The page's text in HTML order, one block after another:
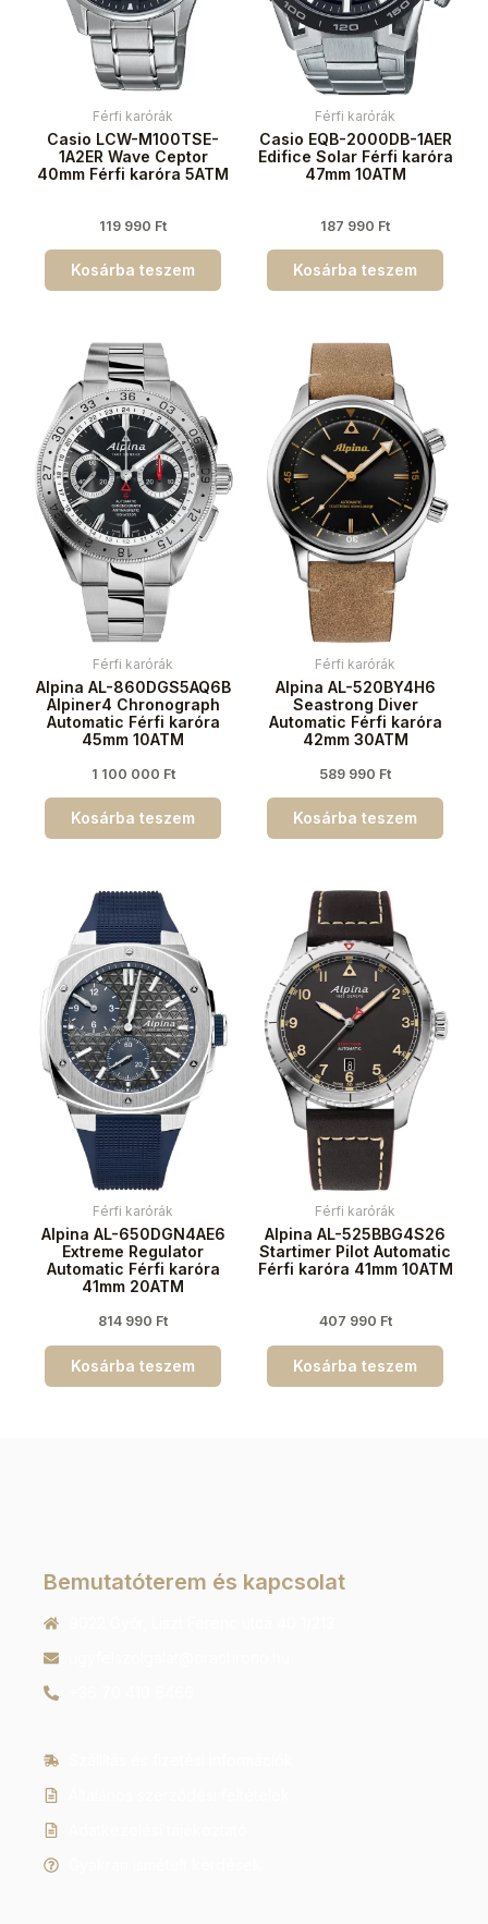
Férfi karórák
Casio LCW-M100TSE-
1A2ER Wave Ceptor
40mm Férfi karóra 5ATM
119 990 Ft
Kosárba teszem
Férfi karórák
Casio EQB-2000DB-1AER
Edifice Solar Férfi karóra
47mm 10ATM
187 990 Ft
Kosárba teszem
Férfi karórák
Alpina AL-860DGS5AQ6B
Alpiner4 Chronograph
Automatic Férfi karóra
45mm 10ATM
1 100 000 Ft
Kosárba teszem
Férfi karórák
Alpina AL-520BY4H6
Seastrong Diver
Automatic Férfi karóra
42mm 30ATM
589 990 Ft
Kosárba teszem
Férfi karórák
Alpina AL-650DGN4AE6
Extreme Regulator
Automatic Férfi karóra
41mm 20ATM
814 990 Ft
Kosárba teszem
Férfi karórák
Alpina AL-525BBG4S26
Startimer Pilot Automatic
Férfi karóra 41mm 10ATM
407 990 Ft
Kosárba teszem
Bemutatóterem és kapcsolat